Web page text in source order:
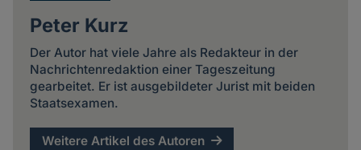
Peter Kurz
Der Autor hat viele Jahre als Redakteur in der
Nachrichtenredaktion einer Tageszeitung
gearbeitet. Er ist ausgebildeter Jurist mit beiden
Staatsexamen.
Weitere Artikel des Autoren